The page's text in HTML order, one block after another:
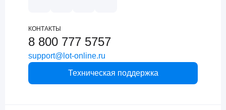
КОНТАКТЫ
8 800 777 5757
support@lot-online.ru
Техническая поддержка